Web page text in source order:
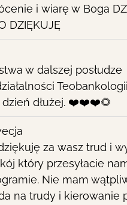
i wiarę w Boga
DZIĘKUJĘ
w dalszej posłudze
dzień dłużej. ❤️❤️❤️🌻
za wasz trud i
który przesyłacie
Nie mam
na trudy i kierowanie